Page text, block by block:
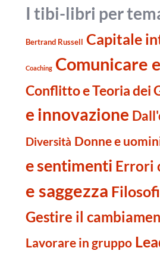
I tibi-libri per
Bertrand Russell Capitale
Coaching Comunicare
Conflitto e Teoria dei
e innovazione
Diversità Donne e
e sentimenti Errori
e saggezza
Gestire il
Lavorare in gruppo